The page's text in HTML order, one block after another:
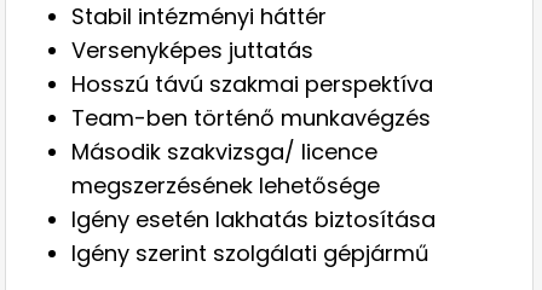
Stabil intézményi háttér
Versenyképes juttatás
Hosszú távú szakmai perspektíva
Team-ben történő munkavégzés
Második szakvizsga/ licence
megszerzésének lehetősége
Igény esetén lakhatás biztosítása
Igény szerint szolgálati gépjármű